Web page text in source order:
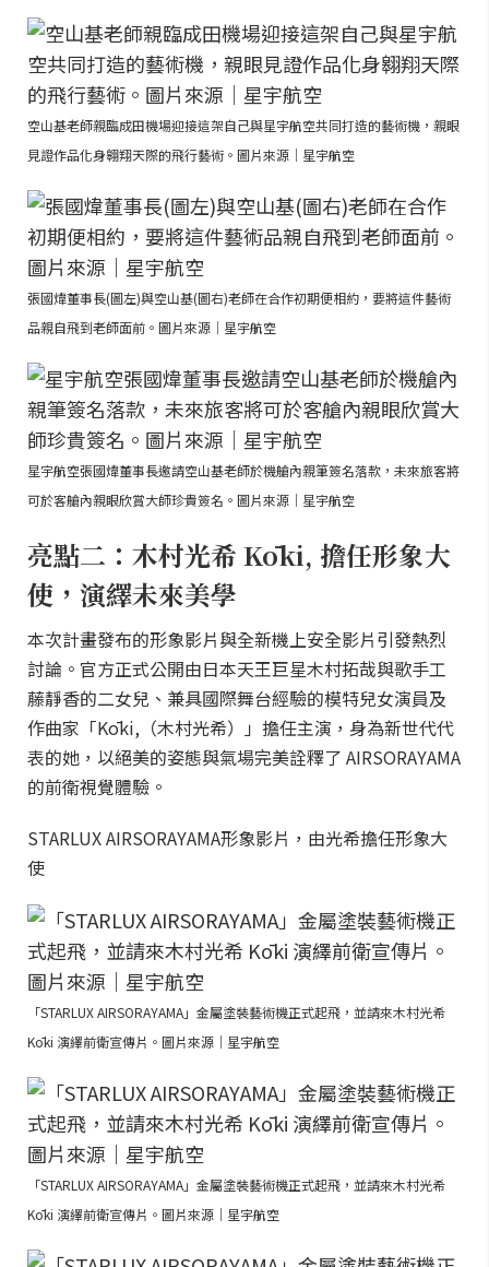
空山基老師親臨成田機場迎接這架自己與星宇航空共同打造的藝術機，親眼
見證作品化身翱翔天際的飛行藝術。圖片來源｜星宇航空
張國煒董事長(圖左)與空山基(圖右)老師在合作初期便相約，要將這件藝術
品親自飛到老師面前。圖片來源｜星宇航空
星宇航空張國煒董事長邀請空山基老師於機艙內親筆簽名落款，未來旅客將
可於客艙內親眼欣賞大師珍貴簽名。圖片來源｜星宇航空
亮點二：木村光希 Kōki, 擔任形象大
使，演繹未來美學
本次計畫發布的形象影片與全新機上安全影片引發熱烈
討論。官方正式公開由日本天王巨星木村拓哉與歌手工
藤靜香的二女兒、兼具國際舞台經驗的模特兒女演員及
作曲家「Kōki,（木村光希）」擔任主演，身為新世代代
表的她，以絕美的姿態與氣場完美詮釋了 AIRSORAYAMA
的前衛視覺體驗。
STARLUX AIRSORAYAMA形象影片，由光希擔任形象大
使
「STARLUX AIRSORAYAMA」金屬塗裝藝術機正式起飛，並請來木村光希
Kōki 演繹前衛宣傳片。圖片來源｜星宇航空
「STARLUX AIRSORAYAMA」金屬塗裝藝術機正式起飛，並請來木村光希
Kōki 演繹前衛宣傳片。圖片來源｜星宇航空